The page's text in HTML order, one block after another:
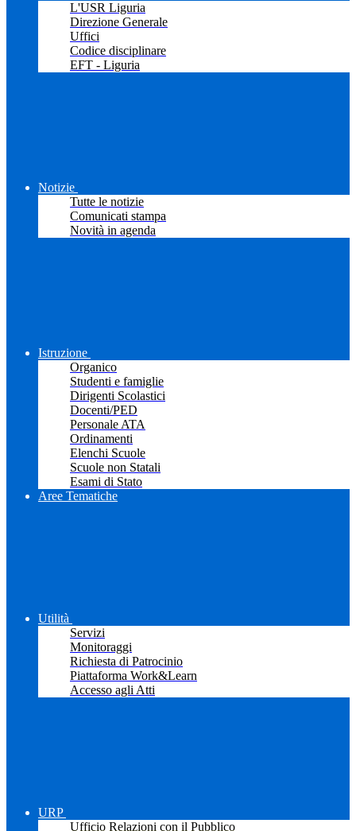
L'USR Liguria
Direzione Generale
Uffici
Codice disciplinare
EFT - Liguria
Notizie
Tutte le notizie
Comunicati stampa
Novità in agenda
Istruzione
Organico
Studenti e famiglie
Dirigenti Scolastici
Docenti/PED
Personale ATA
Ordinamenti
Elenchi Scuole
Scuole non Statali
Esami di Stato
Aree Tematiche
Utilità
Servizi
Monitoraggi
Richiesta di Patrocinio
Piattaforma Work&Learn
Accesso agli Atti
URP
Ufficio Relazioni con il Pubblico